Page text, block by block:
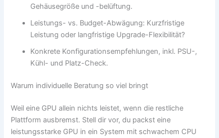
Gehäusegröße und -belüftung.
Leistungs- vs. Budget-Abwägung: Kurzfristige
Leistung oder langfristige Upgrade-Flexibilität?
Konkrete Konfigurationsempfehlungen, inkl. PSU-,
Kühl- und Platz-Check.
Warum individuelle Beratung so viel bringt
Weil eine GPU allein nichts leistet, wenn die restliche
Plattform ausbremst. Stell dir vor, du packst eine
leistungsstarke GPU in ein System mit schwachem CPU